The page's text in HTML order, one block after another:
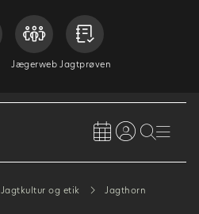
Jægerweb Jagtprøven
Jagtkultur og etik Jagthorn